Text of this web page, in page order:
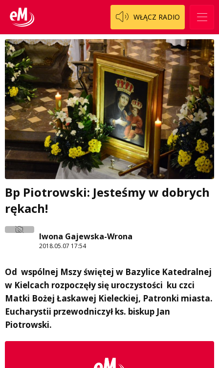
WŁĄCZ RADIO
Bp Piotrowski: Jesteśmy w dobrych
rękach!
Iwona Gajewska-Wrona
2018.05.07 17:54
Od wspólnej Mszy świętej w Bazylice Katedralnej
w Kielcach rozpoczęły się uroczystości ku czci
Matki Bożej Łaskawej Kieleckiej, Patronki miasta.
Eucharystii przewodniczył ks. biskup Jan
Piotrowski.